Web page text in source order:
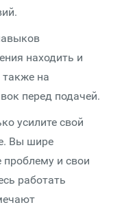
находить и
также на
перед подачей.
усилите свой
Вы шире
проблему и свои
работать